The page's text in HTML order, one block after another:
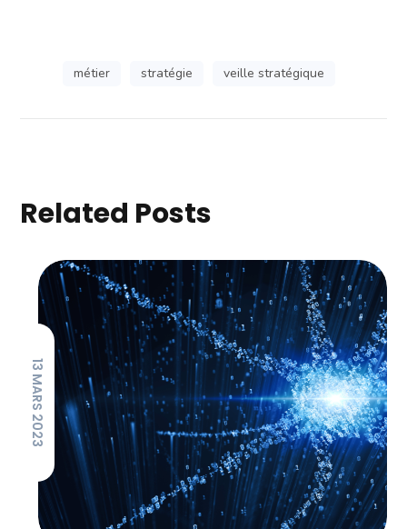
métier stratégie veille stratégique
Related Posts
13 MARS 2023